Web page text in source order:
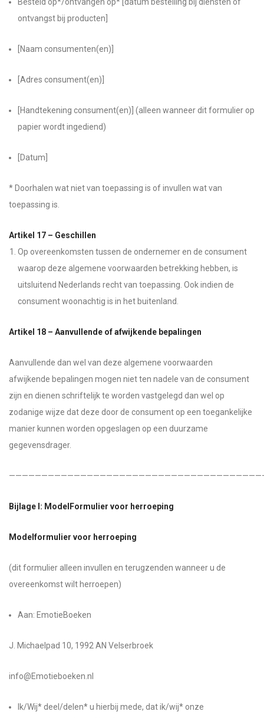
ontvangst bij producten]
[Naam consumenten(en)]
[Adres consument(en)]
[Handtekening consument(en)] (alleen wanneer dit formulier op
papier wordt ingediend)
[Datum]
* Doorhalen wat niet van toepassing is of invullen wat van
toepassing is.
Artikel 17 – Geschillen
Op overeenkomsten tussen de ondernemer en de consument
waarop deze algemene voorwaarden betrekking hebben, is
uitsluitend Nederlands recht van toepassing. Ook indien de
consument woonachtig is in het buitenland.
Artikel 18 – Aanvullende of afwijkende bepalingen
Aanvullende dan wel van deze algemene voorwaarden
afwijkende bepalingen mogen niet ten nadele van de consument
zijn en dienen schriftelijk te worden vastgelegd dan wel op
zodanige wijze dat deze door de consument op een toegankelijke
manier kunnen worden opgeslagen op een duurzame
gegevensdrager.
Bijlage I: ModelFormulier voor herroeping
Modelformulier voor herroeping
(dit formulier alleen invullen en terugzenden wanneer u de
overeenkomst wilt herroepen)
Aan: EmotieBoeken
J. Michaelpad 10, 1992 AN Velserbroek
info@Emotieboeken.nl
Ik/Wij* deel/delen* u hierbij mede, dat ik/wij* onze